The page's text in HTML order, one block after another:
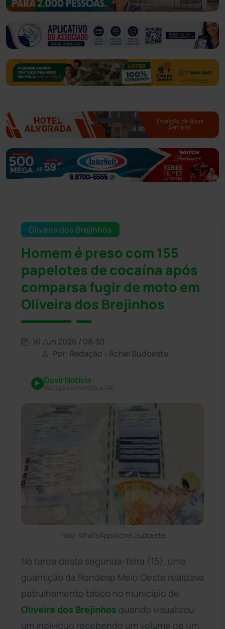
Oliveira dos Brejinhos
Homem é preso com 155
papelotes de cocaína após
comparsa fugir de moto em
Oliveira dos Brejinhos
16 Jun 2026 / 08:30
Por: Redação - Achei Sudoeste
Ouvir Notícia
Narração automática (IA)
Foto: WhatsApp/Achei Sudoeste
Na tarde desta segunda-feira (15), uma
guarnição da Rondesp Meio Oeste realizava
patrulhamento tático no município de
Oliveira dos Brejinhos quando visualizou
um indivíduo recebendo um volume de um